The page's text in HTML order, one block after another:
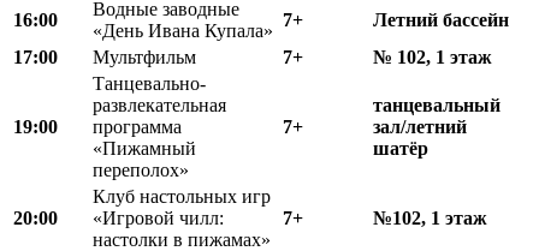
16:00
Водные заводные
«День Ивана Купала»
7+
Летний бассейн
17:00
Мультфильм 7+ № 102, 1 этаж
19:00
Танцевально-
развлекательная
программа
«Пижамный
переполох»
7+
танцевальный
зал/летний
шатёр
20:00
Клуб настольных игр
«Игровой чилл:
настолки в пижамах»
7+ №102, 1 этаж